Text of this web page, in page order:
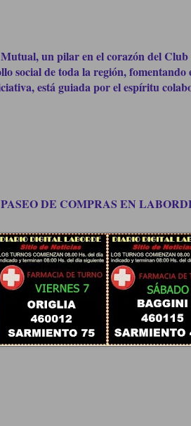
un pilar en el corazón del
social de toda la región, fomentando
está guiada por el espíritu
DE COMPRAS EN